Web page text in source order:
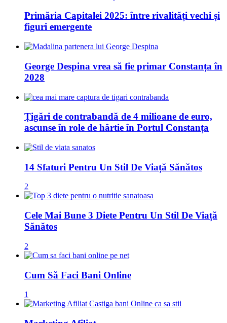
Primăria Capitalei 2025: între rivalități vechi și
figuri emergente
George Despina vrea să fie primar Constanța în
2028
Țigări de contrabandă de 4 milioane de euro,
ascunse în role de hârtie în Portul Constanța
14 Sfaturi Pentru Un Stil De Viață Sănătos
2
Cele Mai Bune 3 Diete Pentru Un Stil De Viață
Sănătos
2
Cum Să Faci Bani Online
1